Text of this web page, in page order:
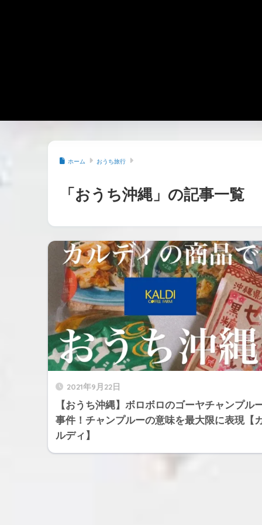
ホーム おうち旅行
「おうち沖縄」の記事一覧
2021年9月22日
【おうち沖縄】ボロボロのゴーヤチャンプル
事件！チャンプルーの意味を最大限に表現【
ルディ】